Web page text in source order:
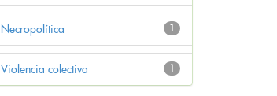
1
Necropolítica
1
Violencia colectiva